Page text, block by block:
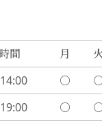
間 月
〇
〇